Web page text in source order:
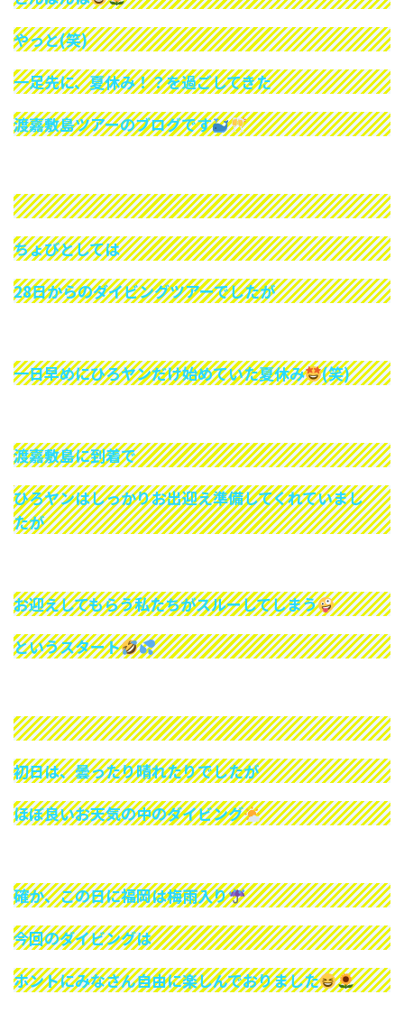
やっと(笑)
一足先に、夏休み！？を過ごしてきた
渡嘉敷島ツアーのブログです
ちょびとしては
28日からのダイビングツアーでしたが
一日早めにひろヤンだけ始めていた夏休み (笑)
渡嘉敷島に到着で
ひろヤンはしっかりお出迎え準備してくれていまし
たが
お迎えしてもらう私たちがスルーしてしまう
というスタート
初日は、曇ったり晴れたりでしたが
ほぼ良いお天気の中のダイビング
確か、この日に福岡は梅雨入り
今回のダイビングは
ホントにみなさん自由に楽しんでおりました